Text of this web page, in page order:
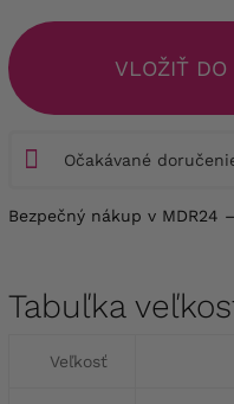
VLOŽIŤ DO
Očakávané
Bezpečný nákup v MDR24 –
Tabuľka
Veľkosť